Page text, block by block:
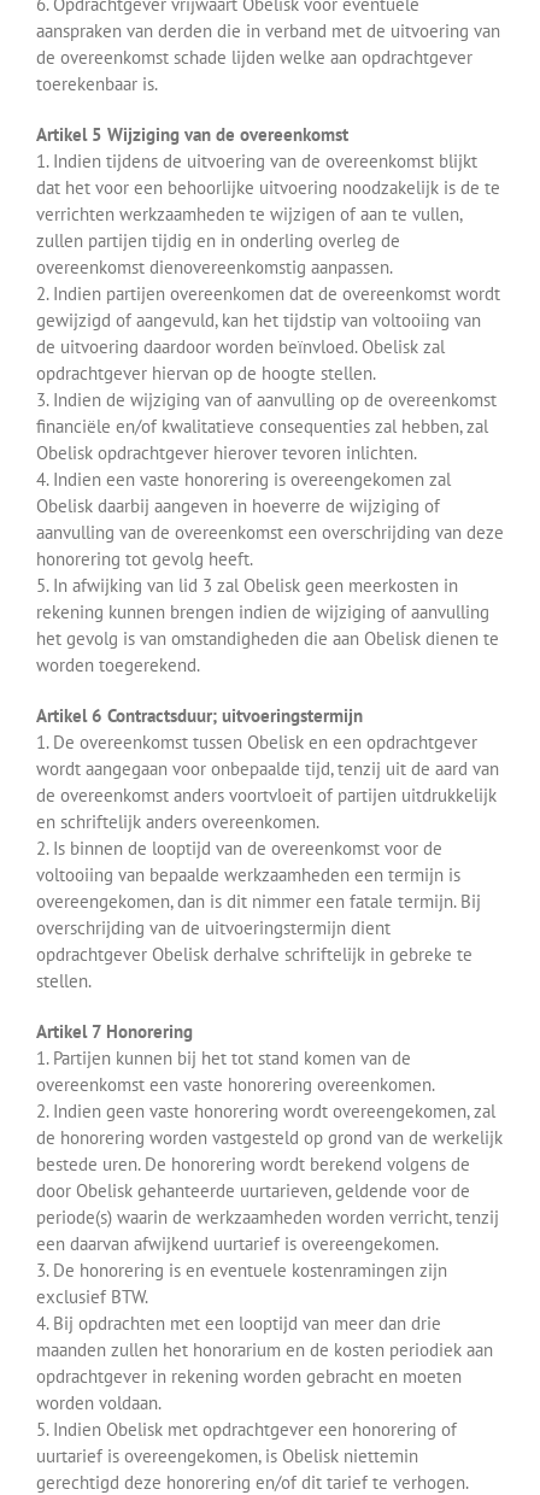
aanspraken van derden die in verband met de uitvoering van
de overeenkomst schade lijden welke aan opdrachtgever
toerekenbaar is.
Artikel 5 Wijziging van de overeenkomst
1. Indien tijdens de uitvoering van de overeenkomst blijkt
dat het voor een behoorlijke uitvoering noodzakelijk is de te
verrichten werkzaamheden te wijzigen of aan te vullen,
zullen partijen tijdig en in onderling overleg de
overeenkomst dienovereenkomstig aanpassen.
2. Indien partijen overeenkomen dat de overeenkomst wordt
gewijzigd of aangevuld, kan het tijdstip van voltooiing van
de uitvoering daardoor worden beïnvloed. Obelisk zal
opdrachtgever hiervan op de hoogte stellen.
3. Indien de wijziging van of aanvulling op de overeenkomst
financiële en/of kwalitatieve consequenties zal hebben, zal
Obelisk opdrachtgever hierover tevoren inlichten.
4. Indien een vaste honorering is overeengekomen zal
Obelisk daarbij aangeven in hoeverre de wijziging of
aanvulling van de overeenkomst een overschrijding van deze
honorering tot gevolg heeft.
5. In afwijking van lid 3 zal Obelisk geen meerkosten in
rekening kunnen brengen indien de wijziging of aanvulling
het gevolg is van omstandigheden die aan Obelisk dienen te
worden toegerekend.
Artikel 6 Contractsduur; uitvoeringstermijn
1. De overeenkomst tussen Obelisk en een opdrachtgever
wordt aangegaan voor onbepaalde tijd, tenzij uit de aard van
de overeenkomst anders voortvloeit of partijen uitdrukkelijk
en schriftelijk anders overeenkomen.
2. Is binnen de looptijd van de overeenkomst voor de
voltooiing van bepaalde werkzaamheden een termijn is
overeengekomen, dan is dit nimmer een fatale termijn. Bij
overschrijding van de uitvoeringstermijn dient
opdrachtgever Obelisk derhalve schriftelijk in gebreke te
stellen.
Artikel 7 Honorering
1. Partijen kunnen bij het tot stand komen van de
overeenkomst een vaste honorering overeenkomen.
2. Indien geen vaste honorering wordt overeengekomen, zal
de honorering worden vastgesteld op grond van de werkelijk
bestede uren. De honorering wordt berekend volgens de
door Obelisk gehanteerde uurtarieven, geldende voor de
periode(s) waarin de werkzaamheden worden verricht, tenzij
een daarvan afwijkend uurtarief is overeengekomen.
3. De honorering is en eventuele kostenramingen zijn
exclusief BTW.
4. Bij opdrachten met een looptijd van meer dan drie
maanden zullen het honorarium en de kosten periodiek aan
opdrachtgever in rekening worden gebracht en moeten
worden voldaan.
5. Indien Obelisk met opdrachtgever een honorering of
uurtarief is overeengekomen, is Obelisk niettemin
gerechtigd deze honorering en/of dit tarief te verhogen.